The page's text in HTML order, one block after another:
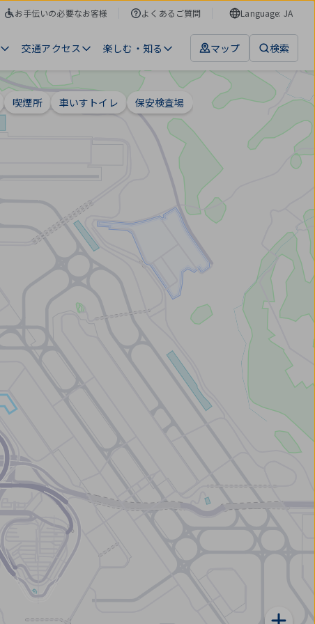
お手伝いの必要なお客様 よくあるご質問 Language: JA
交通アクセス 楽しむ・知る マップ 検索
喫煙所 車いすトイレ 保安検査場